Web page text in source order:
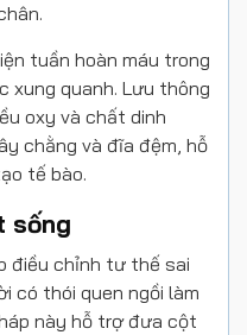
tuần hoàn máu trong
xung quanh. Lưu thông
oxy và chất dinh
chằng và đĩa đệm, hỗ
tế bào.
sống
điều chỉnh tư thế sai
có thói quen ngồi làm
này hỗ trợ đưa cột